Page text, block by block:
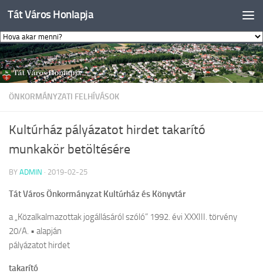
Skip to content
Tát Város Honlapja
ÖNKORMÁNYZATI FELHÍVÁSOK
Kultúrház pályázatot hirdet takarító
munkakör betöltésére
BY ADMIN · 2019-02-25
Tát Város Önkormányzat Kultúrház és Könyvtár
a „Közalkalmazottak jogállásáról szóló” 1992. évi XXXIII. törvény
20/A. • alapján
pályázatot hirdet
takarító